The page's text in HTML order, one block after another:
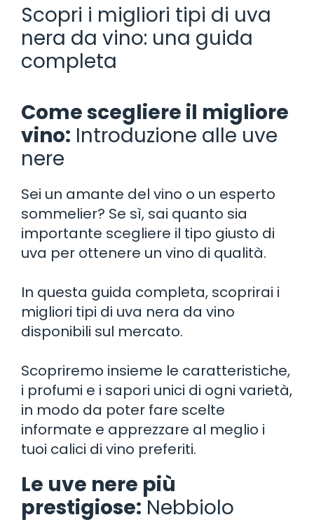
Scopri i migliori tipi di uva
nera da vino: una guida
completa
Come scegliere il migliore
vino: Introduzione alle uve
nere
Sei un amante del vino o un esperto
sommelier? Se sì, sai quanto sia
importante scegliere il tipo giusto di
uva per ottenere un vino di qualità.
In questa guida completa, scoprirai i
migliori tipi di uva nera da vino
disponibili sul mercato.
Scopriremo insieme le caratteristiche,
i profumi e i sapori unici di ogni varietà,
in modo da poter fare scelte
informate e apprezzare al meglio i
tuoi calici di vino preferiti.
Le uve nere più
prestigiose: Nebbiolo